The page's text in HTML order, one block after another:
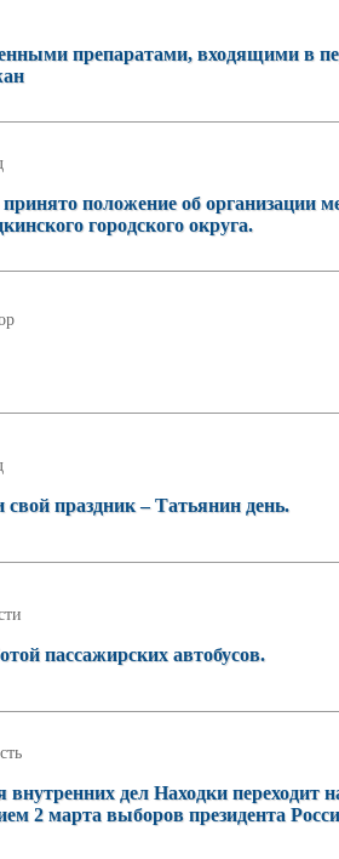
препаратами, входящими в
положение об организации
городского округа.
свой праздник – Татьянин день.
пассажирских автобусов.
дел Находки переходит
2 марта выборов президента